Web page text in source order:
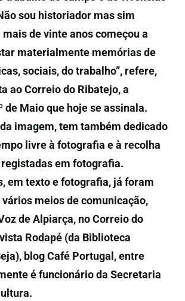
sou historiador mas sim
de vinte anos começou a
materialmente memórias de
sociais, do trabalho”, refere,
ao Correio do Ribatejo, a
de Maio que hoje se assinala.
imagem, tem também dedicado
livre à fotografia e à recolha
em fotografia.
em texto e fotografia, já foram
meios de comunicação,
de Alpiarça, no Correio do
Rodapé (da Biblioteca
blog Café Portugal, entre
é funcionário da Secretaria